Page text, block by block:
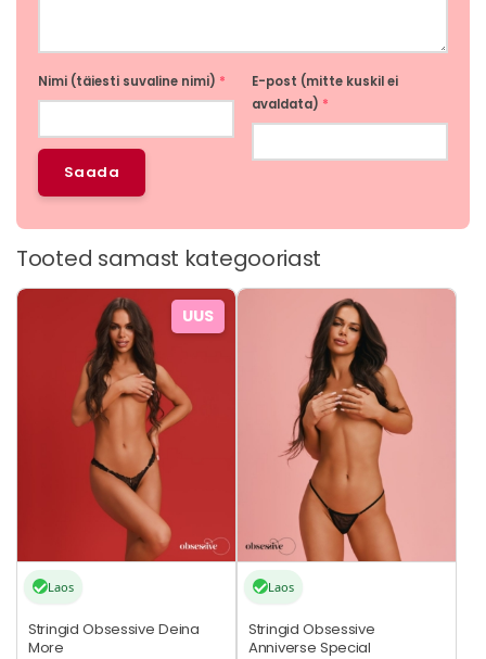
Nimi (täiesti suvaline nimi) *
E-post (mitte kuskil ei
avaldata) *
Tooted samast kategooriast
UUS
Laos
Stringid Obsessive Deina
More
Sellel
tootelehel.
Laos
Stringid Obsessive
Anniverse Special
Sellel
tootelehel.